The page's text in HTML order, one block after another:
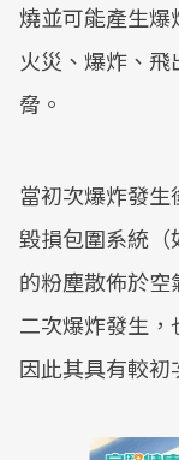
燒並可能產生
火災、爆炸、
脅。
當初次爆炸發
毀損包圍系統
的粉塵散佈於
二次爆炸發生，
因此其具有較初